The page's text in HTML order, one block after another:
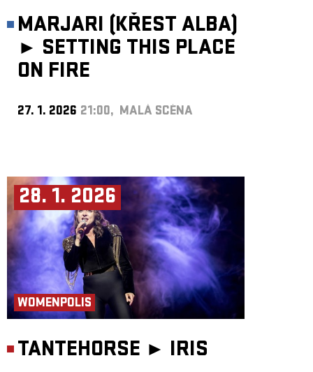
MARJARI (KŘEST ALBA)
► SETTING THIS PLACE
ON FIRE
27. 1. 2026 21:00, MALÁ SCÉNA
28. 1. 2026
WOMENPOLIS
TANTEHORSE ► IRIS